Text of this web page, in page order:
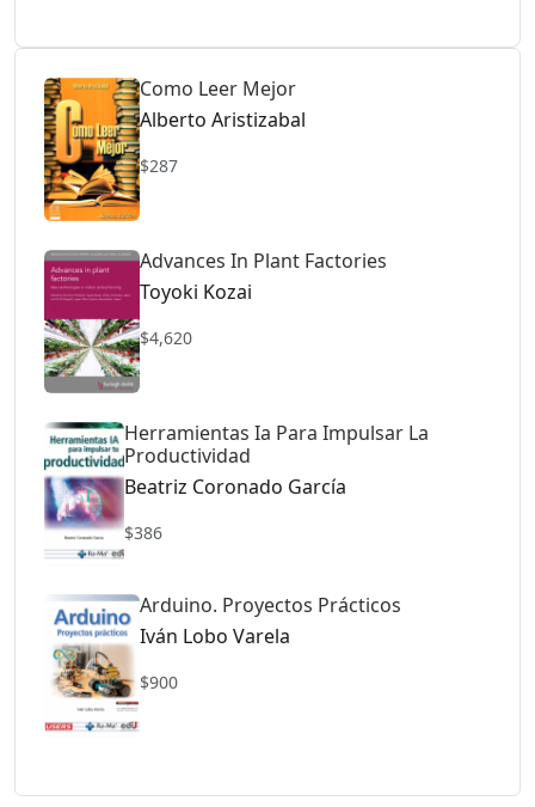
Como Leer Mejor
Alberto Aristizabal
$287
Advances In Plant Factories
Toyoki Kozai
$4,620
Herramientas Ia Para Impulsar La
Productividad
Beatriz Coronado García
$386
Arduino. Proyectos Prácticos
Iván Lobo Varela
$900